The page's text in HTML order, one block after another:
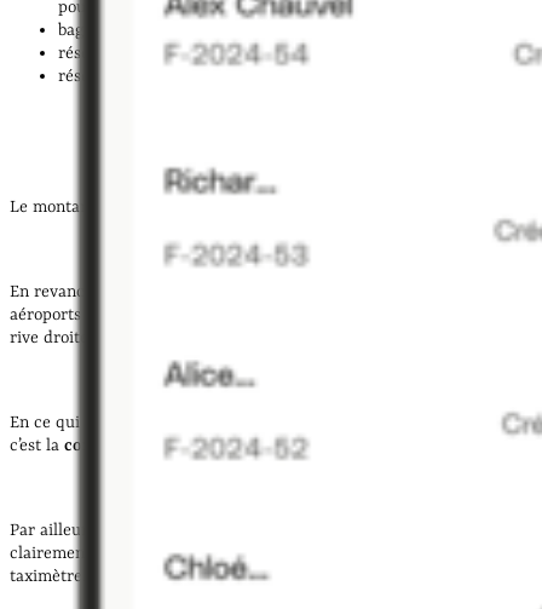
pour Paris et Orly) ;
bagages encombrants : 2 € par bagage (0 € pour Paris et Orly) ;
réservation immédiate (en fonction de la ville) ;
réservation à l’avance (en fonction de la ville).
Le montant d’une course est de
En revanche, des forfaits s’appliquent pour les transferts aux
aéroports (par exemple, 56 € entre Paris-Charles-de-Gaulle et Paris
rive droite).
En ce qui concerne les courses médicalisées des taxis conventionnés,
c’est la convention de la Cnamqui définit les tarifs.
Par ailleurs, les conditions tarifaires et de facturation doivent être
clairement affichées dans le véhicule et le prix de la course sur le
taximètre.